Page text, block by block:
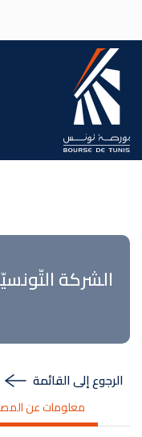
الشركة
الرجوع إلى القائمة
معلومات عن